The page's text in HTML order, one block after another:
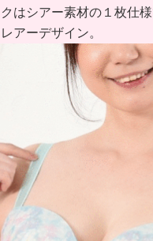
はシアー素材の１枚仕
アーデザイン。